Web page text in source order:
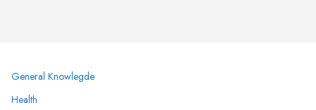
General Knowlegde
Health